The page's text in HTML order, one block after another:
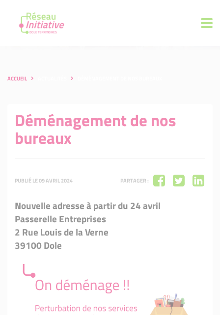
ACCUEIL
Déménagement de nos
bureaux
PUBLIÉ LE 09 AVRIL 2024 PARTAGER :
Nouvelle adresse à partir du 24 avril
Passerelle Entreprises
2 Rue Louis de la Verne
39100 Dole